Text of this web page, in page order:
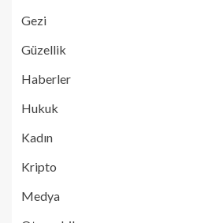
Gezi
Güzellik
Haberler
Hukuk
Kadın
Kripto
Medya